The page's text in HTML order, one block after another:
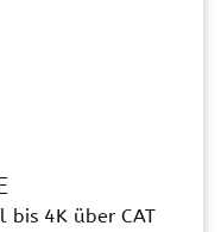
bis 4K über CAT